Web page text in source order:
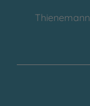
Thienemann